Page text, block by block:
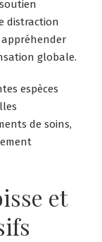
distraction
globale.
espèces
de soins,
et